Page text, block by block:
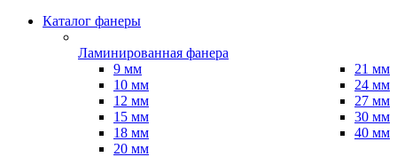
Каталог фанеры
Ламинированная фанера
9 мм
10 мм
12 мм
15 мм
18 мм
20 мм
21 мм
24 мм
27 мм
30 мм
40 мм